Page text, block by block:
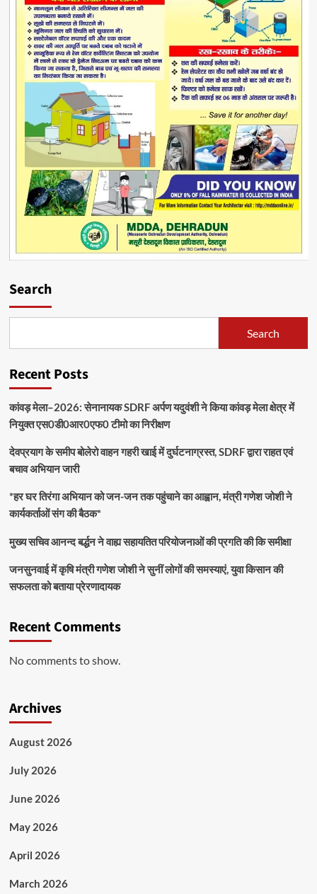
Search
Search
Recent Posts
कांवड़ मेला–2026: सेनानायक SDRF अर्पण यदुवंशी ने किया कांवड़ मेला क्षेत्र में
नियुक्त एस0डी0आर0एफ0 टीमो का निरीक्षण
देवप्रयाग के समीप बोलेरो वाहन गहरी खाई में दुर्घटनाग्रस्त, SDRF द्वारा राहत एवं
बचाव अभियान जारी
*हर घर तिरंगा अभियान को जन-जन तक पहुंचाने का आह्वान, मंत्री गणेश जोशी ने
कार्यकर्ताओं संग की बैठक*
मुख्य सचिव आनन्द बर्द्धन ने वाह्य सहायतित परियोजनाओं की प्रगति की कि समीक्षा
जनसुनवाई में कृषि मंत्री गणेश जोशी ने सुनीं लोगों की समस्याएं, युवा किसान की
सफलता को बताया प्रेरणादायक
Recent Comments
No comments to show.
Archives
August 2026
July 2026
June 2026
May 2026
April 2026
March 2026